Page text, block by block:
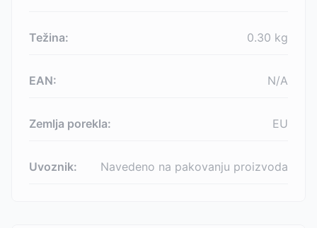
Težina: 0.30 kg
EAN: N/A
Zemlja porekla: EU
Uvoznik: Navedeno na pakovanju proizvoda